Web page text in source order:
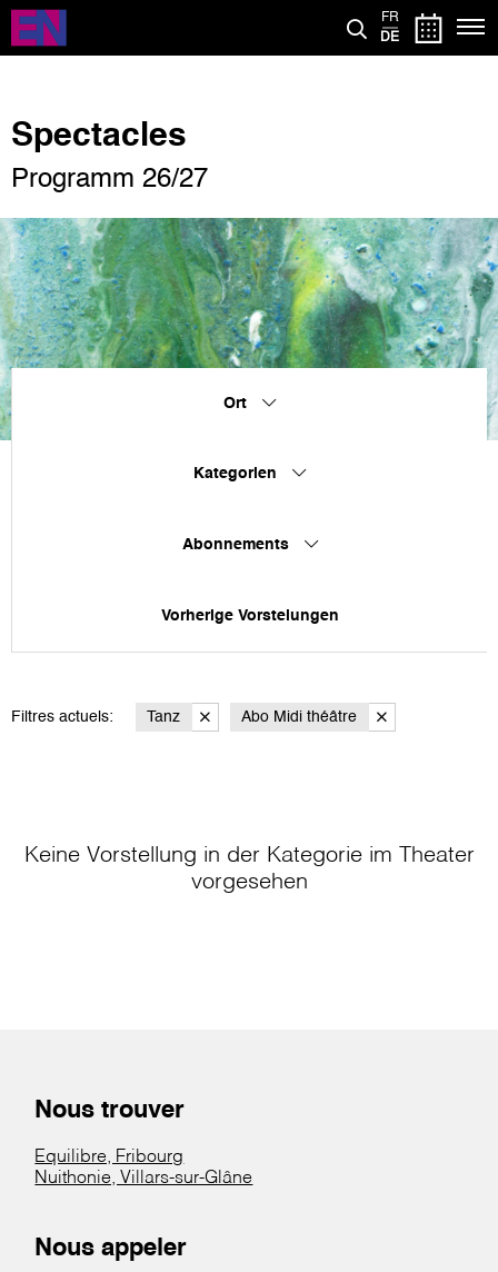
Direkt
zum
Inhalt
FR
DE
Spectacles
Programm 26/27
Ort
Kategorien
Abonnements
Vorherige Vorstelungen
Filtres actuels: Tanz Abo Midi théâtre
Keine Vorstellung in der Kategorie im Theater
vorgesehen
Nous trouver
Equilibre, Fribourg
Nuithonie, Villars-sur-Glâne
Nous appeler